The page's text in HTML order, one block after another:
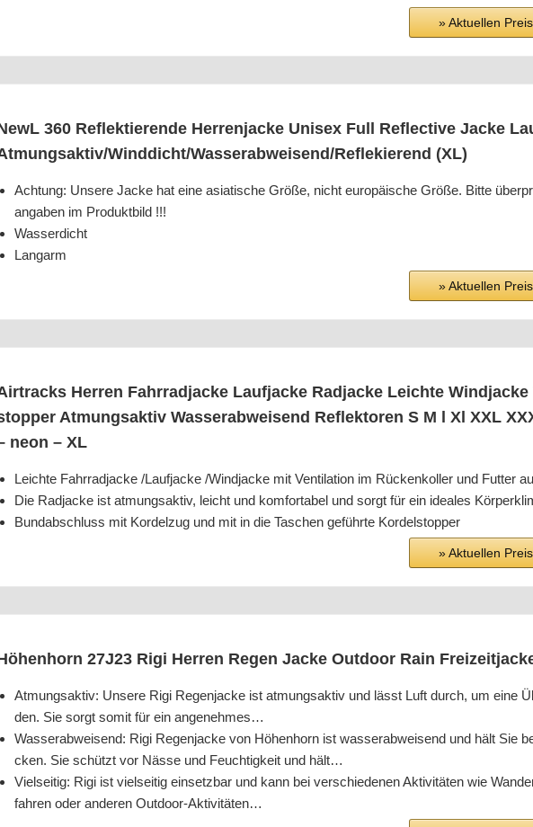
» Aktu­el­len
360 Reflek­tie­ren­de Her­ren­ja­cke Uni­sex Full Reflec­ti­ve Jacke
​Winddicht/​Wasserabweisend/​Reflekierend (XL)
Ach­tung: Unse­re Jacke hat eine asia­ti­sche Grö­ße, nicht euro­päi­sche Grö­ße. Bit­te
an­ga­ben im Produktbild !!!
Was­ser­dicht
Lang­arm
» Aktu­el­len
Her­ren Fahr­rad­ja­cke Lauf­ja­cke Rad­ja­cke Leich­te
Atmungs­ak­tiv Was­ser­ab­wei­send Reflek­to­ren S M l Xl XXL
neon – XL
Leich­te Fahr­rad­ja­cke /​Lauf­ja­cke /​Wind­ja­cke mit Ven­ti­la­ti­on im Rücken­kol­ler und Fut­ter
Die Rad­ja­cke ist atmungs­ak­tiv, leicht und kom­for­ta­bel und sorgt für ein idea­les
Bund­ab­schluss mit Kor­del­zug und mit in die Taschen geführ­te Kordelstopper
» Aktu­el­len
27J23 Rigi Her­ren Regen Jacke Out­door Rain
Atmungs­ak­tiv: Unse­re Rigi Regen­ja­cke ist atmungs­ak­tiv und lässt Luft durch, um eine
den. Sie sorgt somit für ein angenehmes…
Was­ser­ab­wei­send: Rigi Regen­ja­cke von Höhen­horn ist was­ser­ab­wei­send und hält Sie
cken. Sie schützt vor Näs­se und Feuch­tig­keit und hält…
Viel­sei­tig: Rigi ist viel­sei­tig ein­setz­bar und kann bei ver­schie­de­nen Akti­vi­tä­ten wie
fah­ren oder ande­ren Outdoor-Aktivitäten…